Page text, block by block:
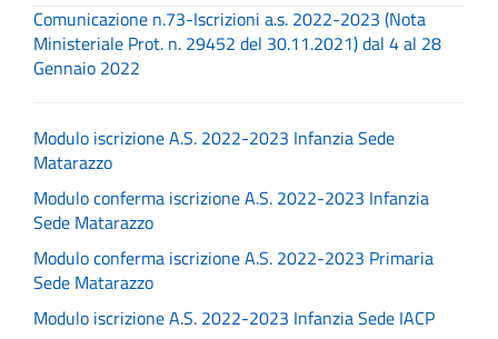
Comunicazione n.73-Iscrizioni a.s. 2022-2023 (Nota
Ministeriale Prot. n. 29452 del 30.11.2021) dal 4 al 28
Gennaio 2022
Modulo iscrizione A.S. 2022-2023 Infanzia Sede
Matarazzo
Modulo conferma iscrizione A.S. 2022-2023 Infanzia
Sede Matarazzo
Modulo conferma iscrizione A.S. 2022-2023 Primaria
Sede Matarazzo
Modulo iscrizione A.S. 2022-2023 Infanzia Sede IACP